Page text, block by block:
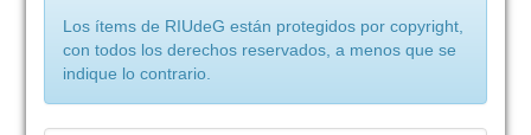
Los ítems de RIUdeG están protegidos por copyright,
con todos los derechos reservados, a menos que se
indique lo contrario.